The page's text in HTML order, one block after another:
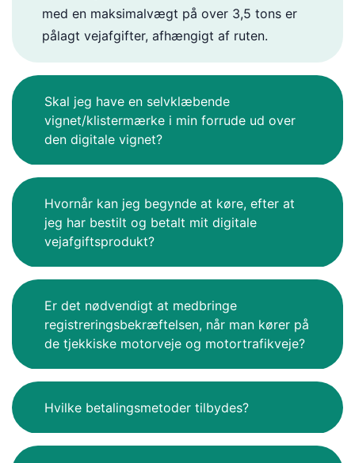
med en maksimalvægt på over 3,5 tons er
pålagt vejafgifter, afhængigt af ruten.
Skal jeg have en selvklæbende
vignet/klistermærke i min forrude ud over
den digitale vignet?
Hvornår kan jeg begynde at køre, efter at
jeg har bestilt og betalt mit digitale
vejafgiftsprodukt?
Er det nødvendigt at medbringe
registreringsbekræftelsen, når man kører på
de tjekkiske motorveje og motortrafikveje?
Hvilke betalingsmetoder tilbydes?